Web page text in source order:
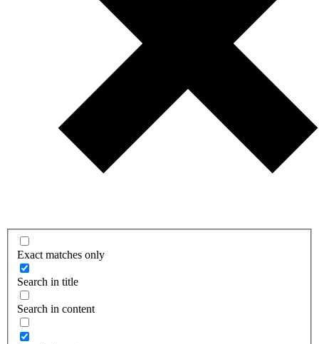
Exact matches only
Search in title
Search in content